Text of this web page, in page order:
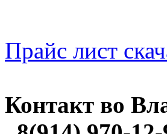
Прайс лист
Контакт во